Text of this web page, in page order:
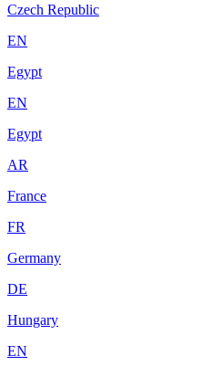
Czech Republic
EN
Egypt
EN
Egypt
AR
France
FR
Germany
DE
Hungary
EN